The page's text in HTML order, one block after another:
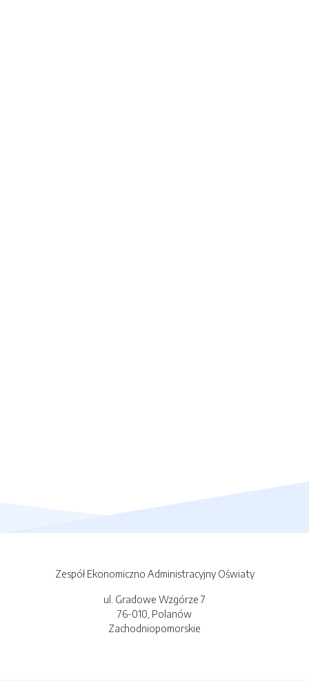
Zespół Ekonomiczno Administracyjny Oświaty
ul. Gradowe Wzgórze 7
76-010, Polanów
Zachodniopomorskie